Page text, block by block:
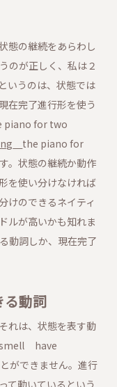
態の継続をあらわし
のが正しく、私は２
いうのは、状態では
在完了進行形を使う
piano for two
the piano for
。状態の継続か動作
を使い分けなければ
けのできるネイティ
ルが高いかも知れま
動詞しか、現在完了
る動詞
れは、状態を表す動
have
ができません。進行